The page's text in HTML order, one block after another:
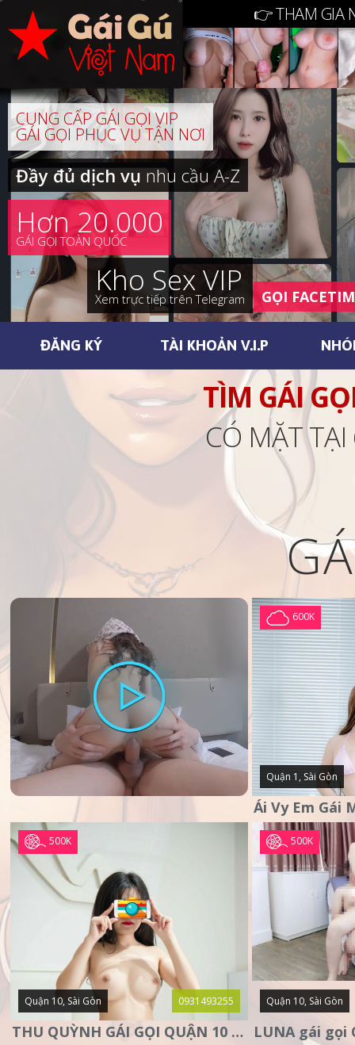
👉 THAM GIA
CUNG CẤP GÁI GỌI VIP
GÁI GỌI PHỤC VỤ TẬN NƠI
Đầy đủ dịch vụnhu cầu A-Z
Hơn 20.000
GÁI GỌI TOÀN QUỐC
Kho Sex VIP
Xem trực tiếp trên Telegram GỌI
ĐĂNG KÝ TÀI KHOẢN V.I.P
TÌM GÁI
CÓ MẶT
600K
Quận 1, Sài Gòn
500K
Quận 10, Sài Gòn 0931493255
THU QUỲNH GÁI GỌI QUẬN 10 – MẶT XINH DA TRẮNG – SANG
500K
Quận 10, Sài Gòn